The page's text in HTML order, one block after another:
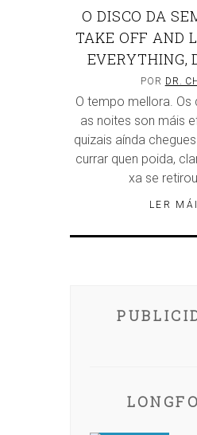
O DISCO DA
TAKE OFF AND
EVERYTHING,
POR DR.
O tempo mellora. Os
as noites son máis
quizais aínda
currar quen poida,
xa se
LER